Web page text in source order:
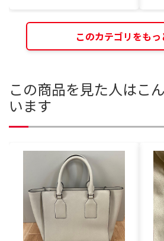
このカテゴリをもっ
この商品を見た人はこ
います